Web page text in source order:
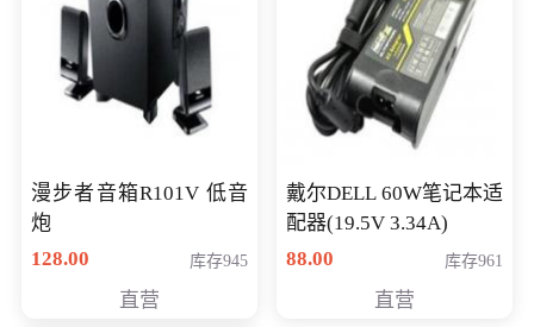
漫步者音箱R101V 低音
炮
128.00
库存945
直营
戴尔DELL 60W笔记本适
配器(19.5V 3.34A)
88.00
库存961
直营